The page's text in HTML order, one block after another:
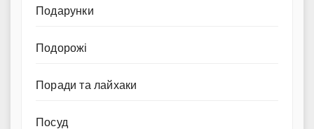
Подарунки
Подорожі
Поради та лайхаки
Посуд